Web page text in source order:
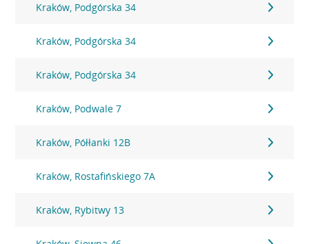
Kraków, Podgórska 34
Kraków, Podgórska 34
Kraków, Podgórska 34
Kraków, Podwale 7
Kraków, Półłanki 12B
Kraków, Rostafińskiego 7A
Kraków, Rybitwy 13